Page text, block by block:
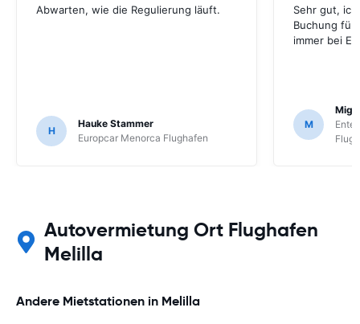
Abwarten, wie die Regulierung läuft.
H
Hauke Stammer
Europcar Menorca Flughafen
Sehr gut,
Buchung für
immer bei
M
Autovermietung Ort Flughafen
Melilla
Andere Mietstationen in Melilla